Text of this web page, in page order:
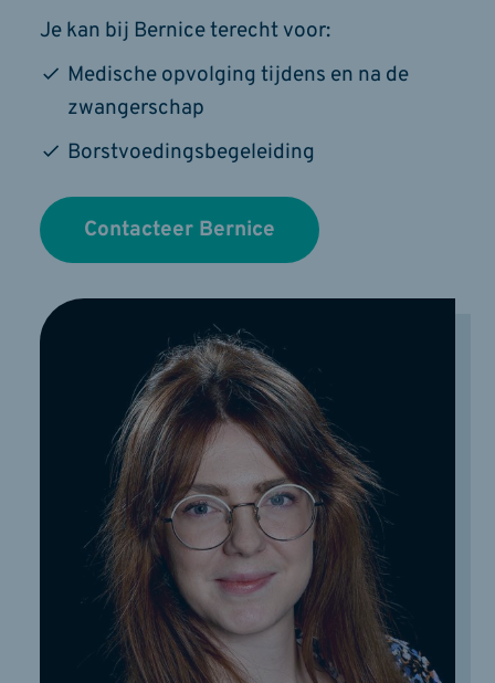
Je kan bij Bernice terecht voor:
Medische opvolging tijdens en na de
zwangerschap
Borstvoedingsbegeleiding
Contacteer Bernice